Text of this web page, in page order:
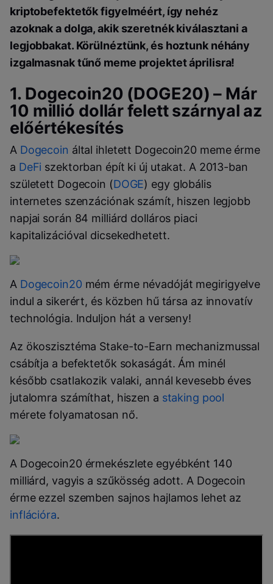
kriptobefektetők figyelméért, így nehéz
azoknak a dolga, akik szeretnék kiválasztani a
legjobbakat. Körülnéztünk, és hoztunk néhány
izgalmasnak tűnő meme projektet áprilisra!
1. Dogecoin20 (DOGE20) – Már
10 millió dollár felett szárnyal az
előértékesítés
A Dogecoin által ihletett Dogecoin20 meme érme
a DeFi szektorban épít ki új utakat. A 2013-ban
született Dogecoin (DOGE) egy globális
internetes szenzációnak számít, hiszen legjobb
napjai során 84 milliárd dolláros piaci
kapitalizációval dicsekedhetett.
A Dogecoin20 mém érme névadóját megirigyelve
indul a sikerért, és közben hű társa az innovatív
technológia. Induljon hát a verseny!
Az ökoszisztéma Stake-to-Earn mechanizmussal
csábítja a befektetők sokaságát. Ám minél
később csatlakozik valaki, annál kevesebb éves
jutalomra számíthat, hiszen a staking pool
mérete folyamatosan nő.
A Dogecoin20 érmekészlete egyébként 140
milliárd, vagyis a szűkösség adott. A Dogecoin
érme ezzel szemben sajnos hajlamos lehet az
inflációra.